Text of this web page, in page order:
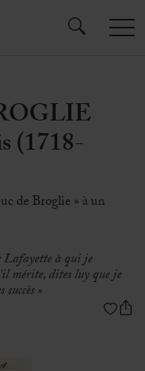
(1718-
de Broglie » à un
Lafayette à qui je
mérite, dites luy que je
»